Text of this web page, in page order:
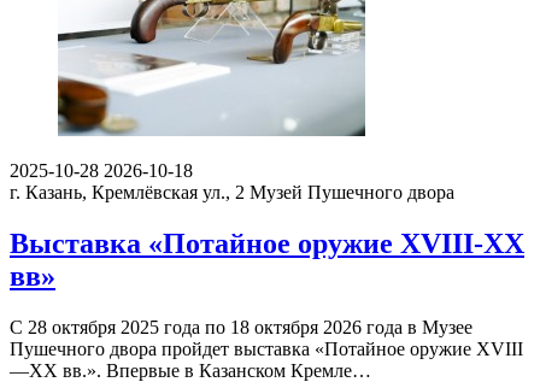
2025-10-28 2026-10-18
г. Казань, Кремлёвская ул., 2 Музей Пушечного двора
Выставка «Потайное оружие XVIII-XX
вв»
С 28 октября 2025 года по 18 октября 2026 года в Музее
Пушечного двора пройдет выставка «Потайное оружие XVIII
—XX вв.». Впервые в Казанском Кремле…